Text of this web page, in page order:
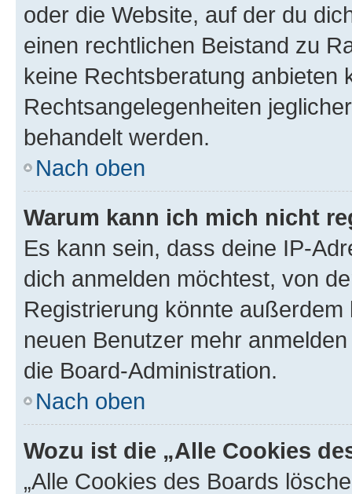
oder die Website, auf der du
einen rechtlichen Beistand zu
keine Rechtsberatung anbieten
Rechtsangelegenheiten
behandelt werden.
Nach oben
Warum kann ich mich nicht
Es kann sein, dass deine IP-
dich anmelden möchtest, von
Registrierung könnte
neuen Benutzer mehr
die Board-Administration.
Nach oben
Wozu ist die „Alle Cookies
„Alle Cookies des Boards